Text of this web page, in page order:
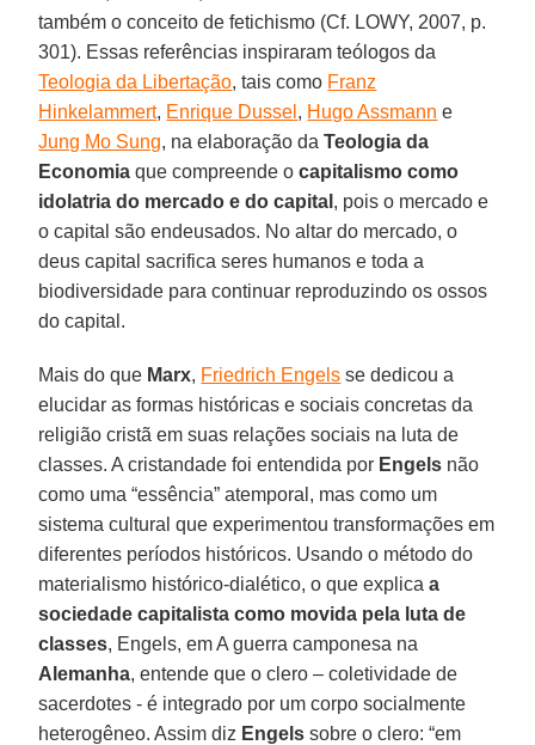
também o conceito de fetichismo (Cf. LOWY, 2007, p.
301). Essas referências inspiraram teólogos da
Teologia da Libertação, tais como Franz
Hinkelammert, Enrique Dussel , Hugo Assmann e
Jung Mo Sung, na elaboração daTeologia da
Economia que compreende ocapitalismo como
idolatria do mercado e do capital , pois o mercado e
o capital são endeusados. No altar do mercado, o
deus capital sacrifica seres humanos e toda a
biodiversidade para continuar reproduzindo os ossos
do capital.
Mais do que Marx, Friedrich Engels se dedicou a
elucidar as formas históricas e sociais concretas da
religião cristã em suas relações sociais na luta de
classes. A cristandade foi entendida por Engels não
como uma “essência” atemporal, mas como um
sistema cultural que experimentou transformações em
diferentes períodos históricos. Usando o método do
materialismo histórico-dialético, o que explicaa
sociedade capitalista como movida pela luta de
classes, Engels, em A guerra camponesa na
Alemanha, entende que o clero – coletividade de
sacerdotes - é integrado por um corpo socialmente
heterogêneo. Assim diz Engels sobre o clero: “em